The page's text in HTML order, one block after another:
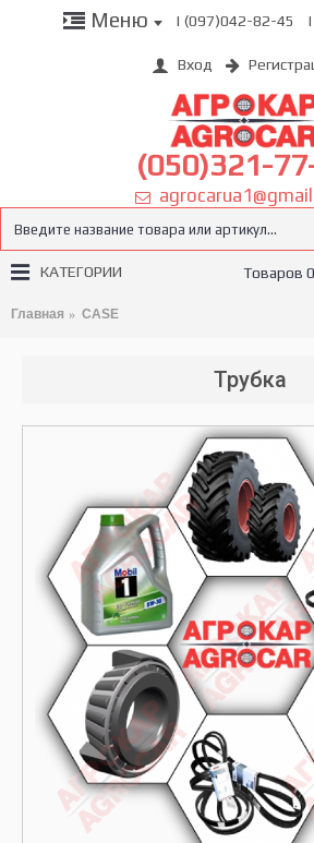
Меню | (097)042-82-45
Вход
(050)321-
Товаров
КАТЕГОРИИ
Главная CASE
Трубка